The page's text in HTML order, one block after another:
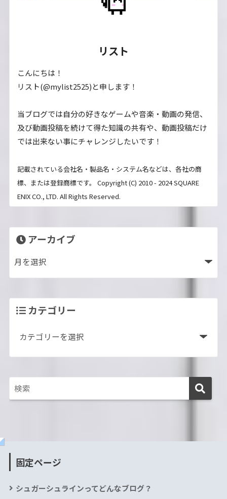
リスト
こんにちは！
リスト(@mylist2525)と申します！
当ブログでは自分の好きなゲームや音楽・動画の発信、
及び動画投稿を続けて得た知識の共有や、動画投稿だけ
では出来ない事にチャレンジしたいです！
記載されている会社名・製品名・システム名などは、各社の商
標、または登録商標です。 Copyright (C) 2010 - 2024 SQUARE
ENIX CO., LTD. All Rights Reserved.
アーカイブ
カテゴリー
固定ページ
シュガーシュラインってどんなブログ？